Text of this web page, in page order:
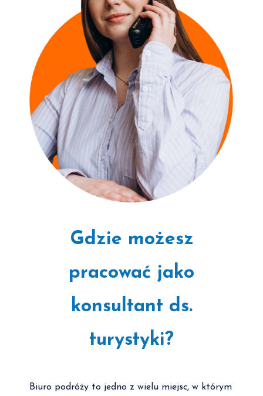
Gdzie możesz
pracować jako
konsultant ds.
turystyki?
Biuro podróży to jedno z wielu miejsc, w którym